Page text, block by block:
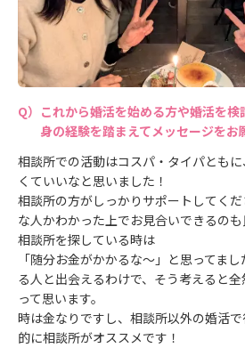
これから婚活を始める方や婚活を
身の経験を踏まえてメッセージをお
相談所での活動はコスパ・タイパとも
くていいなと思いました！
相談所の方がしっかりサポートしてく
な人かわかった上でお見合いできるのも
相談所を探している時は
「随分お金がかかるな～」と思ってま
る人と出会えるわけで、そう考えると
って思います。
時は金なりですし、相談所以外の婚活
的に相談所がオススメです！